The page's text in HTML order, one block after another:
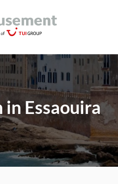
Essaouira